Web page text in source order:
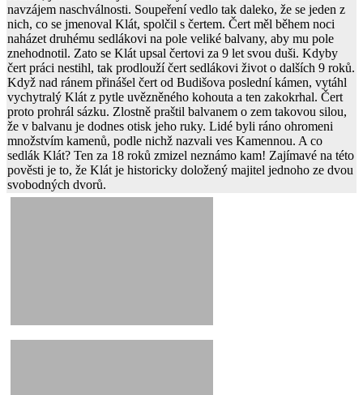
navzájem naschválnosti. Soupeření vedlo tak daleko, že se jeden z
nich, co se jmenoval Klát, spolčil s čertem. Čert měl během noci
naházet druhému sedlákovi na pole veliké balvany, aby mu pole
znehodnotil. Zato se Klát upsal čertovi za 9 let svou duši. Kdyby
čert práci nestihl, tak prodlouží čert sedlákovi život o dalších 9 roků.
Když nad ránem přinášel čert od Budišova poslední kámen, vytáhl
vychytralý Klát z pytle uvězněného kohouta a ten zakokrhal. Čert
proto prohrál sázku. Zlostně praštil balvanem o zem takovou silou,
že v balvanu je dodnes otisk jeho ruky. Lidé byli ráno ohromeni
množstvím kamenů, podle nichž nazvali ves Kamennou. A co
sedlák Klát? Ten za 18 roků zmizel neznámo kam! Zajímavé na této
pověsti je to, že Klát je historicky doložený majitel jednoho ze dvou
svobodných dvorů.